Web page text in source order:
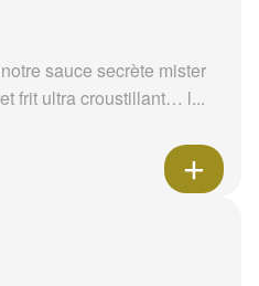
sauce secrète mister
frit ultra croustillant… l...